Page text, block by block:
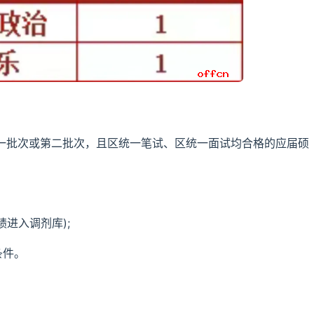
次或第二批次，且区统一笔试、区统一面试均合格的应届硕
进入调剂库);
。